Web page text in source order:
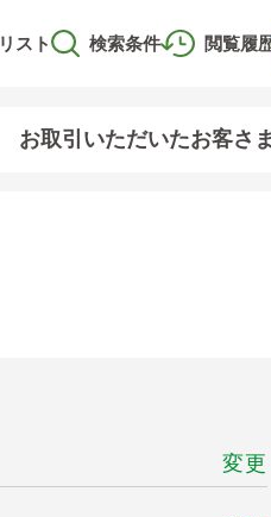
閲覧履
スト 検索条件
お取引いただいたお客さ
変更